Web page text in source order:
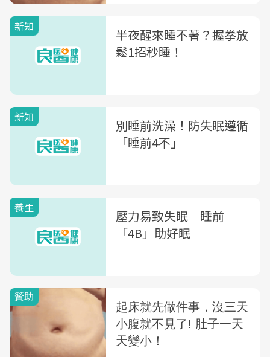
新知
半夜醒來睡不著？握拳放
鬆1招秒睡！
新知
別睡前洗澡！防失眠遵循
「睡前4不」
養生
壓力易致失眠 睡前
「4B」助好眠